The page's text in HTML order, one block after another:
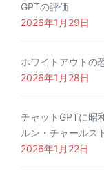
GPTの評価
2026年1月29日
ホワイトアウトの
2026年1月28日
チャットGPTに昭
ルン・チャールス
2026年1月22日